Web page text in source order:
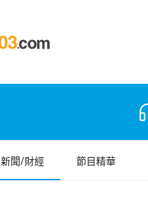
新聞/財經 節目精華